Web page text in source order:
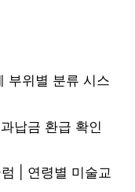
부위별 분류 시스
납금 환급 확인
| 연령별 미술교